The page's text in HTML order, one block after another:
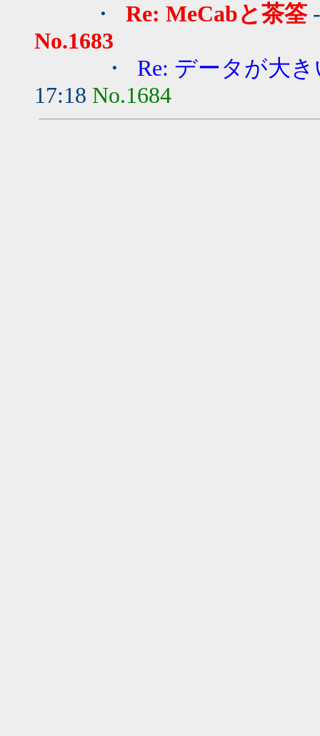
・ Re: MeCabと茶筌
No.1683
・ Re: データが大
17:18 No.1684